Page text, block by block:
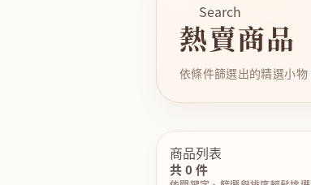
Search
熱賣商品
依條件篩選出的精選小物
商品列表
共 0 件